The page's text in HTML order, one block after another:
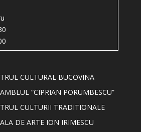
CULTURAL BUCOVINA
“CIPRIAN PORUMBESCU”
CULTURII TRADITIONALE
DE ARTE ION IRIMESCU